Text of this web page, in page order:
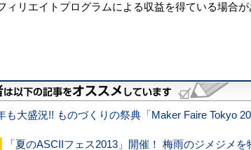
ィリエイトプログラムによる収益を得ている場合
も大盛況!! ものづくりの祭典「Maker Faire Tokyo
「夏のASCIIフェス2013」開催！ 梅雨のジメジメ